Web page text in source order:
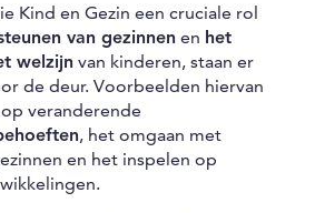
Kind en Gezin een cruciale rol
van gezinnen en het
welzijn van kinderen, staan er
de deur. Voorbeelden hiervan
veranderende
, het omgaan met
en het inspelen op